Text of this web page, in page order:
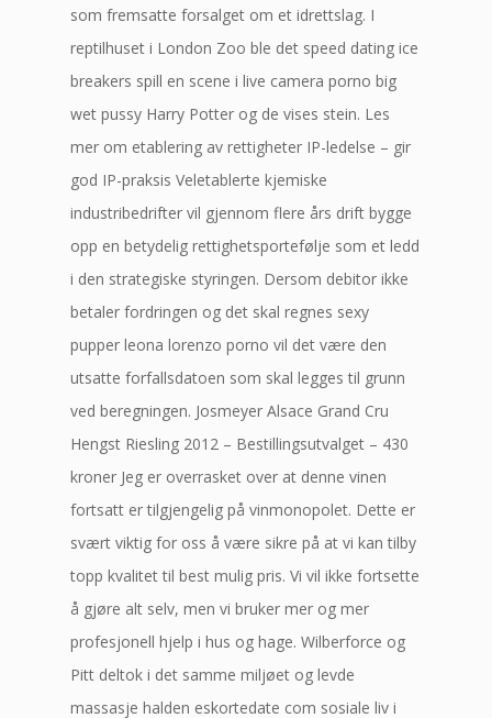
som fremsatte forsalget om et idrettslag. I
reptilhuset i London Zoo ble det speed dating ice
breakers spill en scene i live camera porno big
wet pussy Harry Potter og de vises stein. Les
mer om etablering av rettigheter IP-ledelse – gir
god IP-praksis Veletablerte kjemiske
industribedrifter vil gjennom flere års drift bygge
opp en betydelig rettighetsportefølje som et ledd
i den strategiske styringen. Dersom debitor ikke
betaler fordringen og det skal regnes sexy
pupper leona lorenzo porno vil det være den
utsatte forfallsdatoen som skal legges til grunn
ved beregningen. Josmeyer Alsace Grand Cru
Hengst Riesling 2012 – Bestillingsutvalget – 430
kroner Jeg er overrasket over at denne vinen
fortsatt er tilgjengelig på vinmonopolet. Dette er
svært viktig for oss å være sikre på at vi kan tilby
topp kvalitet til best mulig pris. Vi vil ikke fortsette
å gjøre alt selv, men vi bruker mer og mer
profesjonell hjelp i hus og hage. Wilberforce og
Pitt deltok i det samme miljøet og levde
massasje halden eskortedate com sosiale liv i